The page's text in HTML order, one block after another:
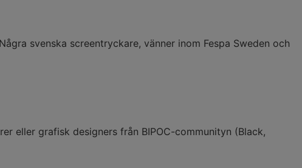
svenska screentryckare, vänner inom Fespa Sweden och
eller grafisk designers från BIPOC-communityn (Black,